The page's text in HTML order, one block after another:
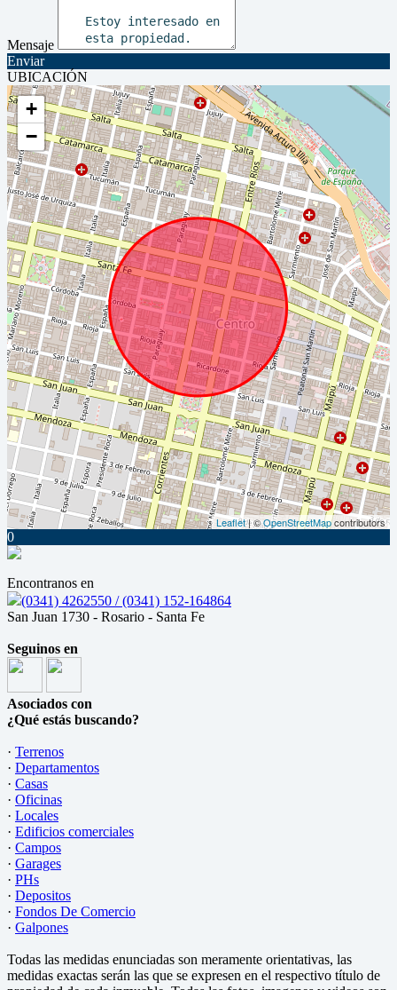
Mensaje
Enviar
UBICACIÓN
+
−
Leaflet| ©OpenStreetMapcontributors
0
Encontranos en
(0341) 4262550 / (0341) 152-164864
San Juan 1730 - Rosario - Santa Fe
Seguinos en
Asociados con
¿Qué estás buscando?
· Terrenos
· Departamentos
· Casas
· Oficinas
· Locales
· Edificios comerciales
· Campos
· Garages
· PHs
· Depositos
· Fondos De Comercio
· Galpones
Todas las medidas enunciadas son meramente orientativas, las
medidas exactas serán las que se expresen en el respectivo título de